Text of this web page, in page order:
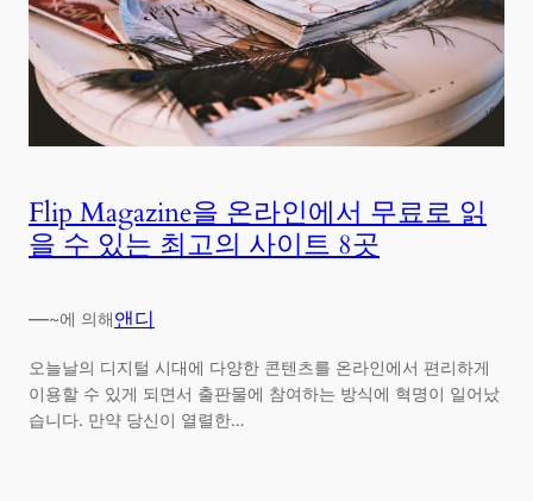
Flip Magazine을 온라인에서 무료로 읽
을 수 있는 최고의 사이트 8곳
—~에 의해앤디
오늘날의 디지털 시대에 다양한 콘텐츠를 온라인에서 편리하게
이용할 수 있게 되면서 출판물에 참여하는 방식에 혁명이 일어났
습니다. 만약 당신이 열렬한…